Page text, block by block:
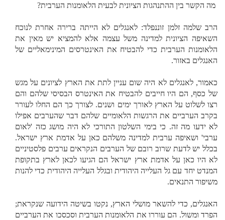
מה הקשר בין ההתנהגות הציונית לבעית הלאומנות הערבית?
הרב שלמה זלמן זוננפלד: לאנגלים לא הייתה ברירה אחרת לנוכח
השאיפה הציונית למדינה משל עצמה אלא להמציא יש מאין את
הלאומנות הערבית כדי להבטיח את האינטרסים המינימאליים של
האנגלים באזור.
כאמור, לאנגלים לא היה שום עניין לתת את הארץ לציונים על מגש
של כסף, הם היו חייבים להבטיח את האינטרס הבסיסי שלהם והם
רצו לשלוט על הארץ לאורך ימים ושנים. לצורך כך הם החלו לעורר
בקרב הערביים את הרגשות הלאומיים שלהם דבר שהערבים אפילו
לא ידעו מה זה. כי בימי השלטון התורכי לא היה מושג כזה 'לאום
ערבי' ושאיפה ערבית למדינה משלהם כאן על אדמת ארץ ישראל.
בכלל יש לדעת שרוב רובם של הערבים הנקראים ערבים פלסטיניים
לא היו כאן על אדמת ארץ ישראל הם הגיעו לכאן לארץ בתקופת
המנדט יחד עם גל העלייה היהודית ובגלל העלייה היהודית כדי להנות
משיפור התנאים.
האנגלים, כדי להשאר מושלי הארץ, נקטו בשיטה הידועה שנקראת;
הפרד ומשול. הם עוררו את הלאומנות הערבית וסכסכו את הערביים